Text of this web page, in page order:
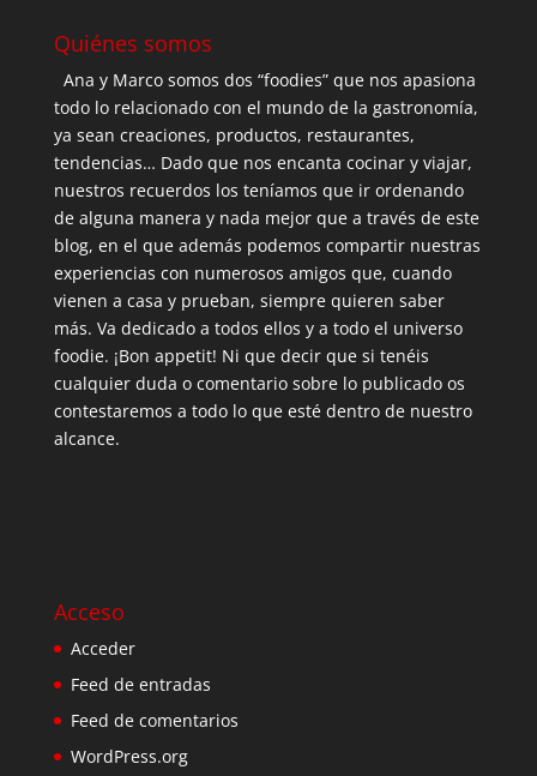
Quiénes somos
Ana y Marco somos dos “foodies” que nos apasiona
todo lo relacionado con el mundo de la gastronomía,
ya sean creaciones, productos, restaurantes,
tendencias… Dado que nos encanta cocinar y viajar,
nuestros recuerdos los teníamos que ir ordenando
de alguna manera y nada mejor que a través de este
blog, en el que además podemos compartir nuestras
experiencias con numerosos amigos que, cuando
vienen a casa y prueban, siempre quieren saber
más. Va dedicado a todos ellos y a todo el universo
foodie. ¡Bon appetit! Ni que decir que si tenéis
cualquier duda o comentario sobre lo publicado os
contestaremos a todo lo que esté dentro de nuestro
alcance.
Acceso
Acceder
Feed de entradas
Feed de comentarios
WordPress.org